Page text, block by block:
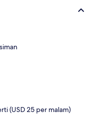
(USD 25 per malam)